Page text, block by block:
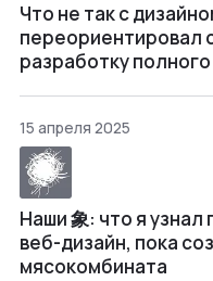
Что не так с
переориентировал
разработку
15 апреля 2025
Наши 象: что я узнал
веб-дизайн, пока
мясокомбината